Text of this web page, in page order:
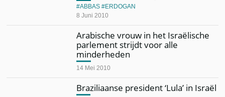
8 Juni 2010
ABBAS ERDOGAN
Arabische vrouw in het Israëlische
parlement strijdt voor alle
minderheden
14 Mei 2010
Braziliaanse president ‘Lula’ in Israël